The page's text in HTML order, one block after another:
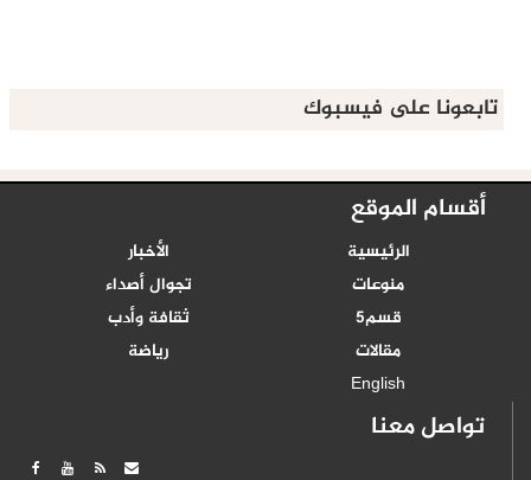
تابعونا على فيسبوك
أقسام الموقع
الرئيسية
الأخبار
منوعات
تجوال أصداء
قسم5
ثقافة وأدب
مقالات
رياضة
English
تواصل معنا